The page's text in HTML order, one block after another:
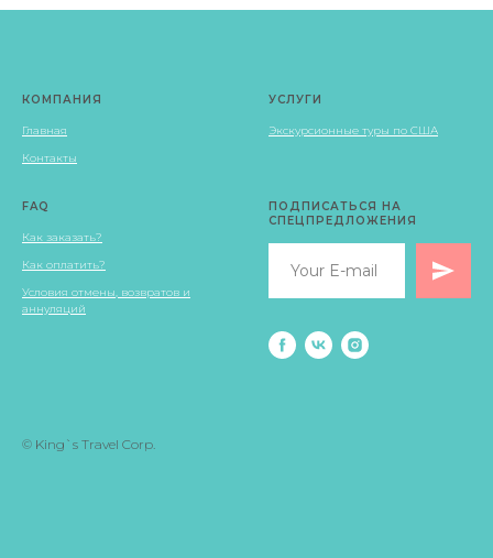
КОМПАНИЯ
Главная
Контакты
УСЛУГИ
Экскурсионные туры по США
FAQ
Как заказать?
Как оплатить?
Условия отмены, возвратов и
аннуляций
ПОДПИСАТЬСЯ НА
СПЕЦПРЕДЛОЖЕНИЯ
© King`s Travel Corp.